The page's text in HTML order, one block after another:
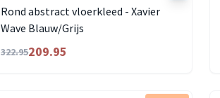
Rond abstract vloerkleed - Xavier
Wave Blauw/Grijs
322.95209.95